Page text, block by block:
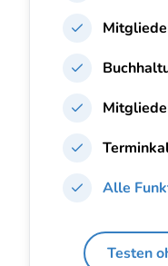
Alle
Testen